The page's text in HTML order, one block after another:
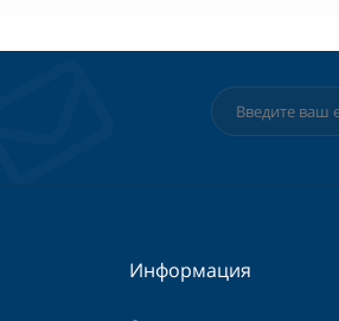
Информация